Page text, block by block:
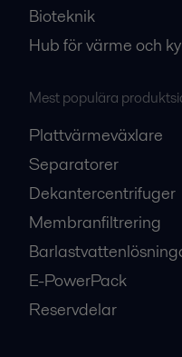
Bioteknik
Hub för värme och
Mest populära
Plattvärmeväxlare
Separatorer
Dekantercentrifuger
Membranfiltrering
E-PowerPack
Reservdelar